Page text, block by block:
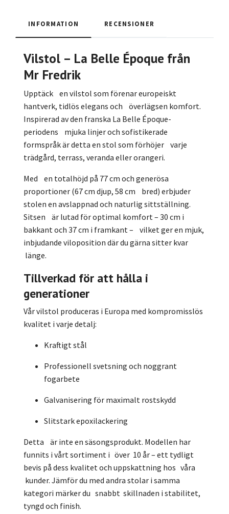
INFORMATION RECENSIONER
Vilstol – La Belle Époque från
Mr Fredrik
Upptäck en vilstol som förenar europeiskt
hantverk, tidlös elegans och överlägsen komfort.
Inspirerad av den franska La Belle Époque-
periodens mjuka linjer och sofistikerade
formspråk är detta en stol som förhöjer varje
trädgård, terrass, veranda eller orangeri.
Med en totalhöjd på 77 cm och generösa
proportioner (67 cm djup, 58 cm bred) erbjuder
stolen en avslappnad och naturlig sittställning.
Sitsen är lutad för optimal komfort – 30 cm i
bakkant och 37 cm i framkant – vilket ger en mjuk,
inbjudande viloposition där du gärna sitter kvar
länge.
Tillverkad för att hålla i
generationer
Vår vilstol produceras i Europa med kompromisslös
kvalitet i varje detalj:
Kraftigt stål
Professionell svetsning och noggrant
fogarbete
Galvanisering för maximalt rostskydd
Slitstark epoxilackering
Detta är inte en säsongsprodukt. Modellen har
funnits i vårt sortiment i över 10 år – ett tydligt
bevis på dess kvalitet och uppskattning hos våra
kunder. Jämför du med andra stolar i samma
kategori märker du snabbt skillnaden i stabilitet,
tyngd och finish.